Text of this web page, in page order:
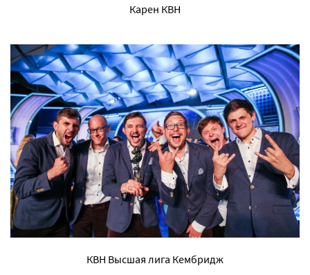
Карен КВН
КВН Высшая лига Кембридж